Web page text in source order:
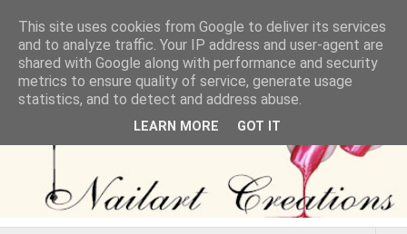
This site uses cookies from Google to deliver its services
and to analyze traffic. Your IP address and user-agent are
shared with Google along with performance and security
metrics to ensure quality of service, generate usage
statistics, and to detect and address abuse.
LEARN MORE GOT IT